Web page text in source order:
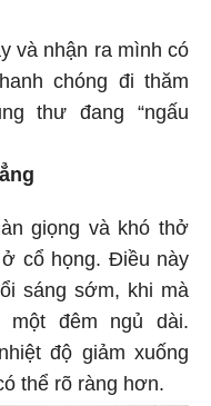
và nhận ra mình có
chóng đi thăm
thư đang “ngấu
giọng và khó thở
cổ họng. Điều này
sáng sớm, khi mà
đêm ngủ dài.
độ giảm xuống
thể rõ ràng hơn.